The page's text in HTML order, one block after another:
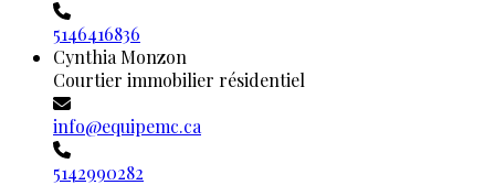
5146416836
Cynthia Monzon
Courtier immobilier résidentiel
info@equipemc.ca
5142990282